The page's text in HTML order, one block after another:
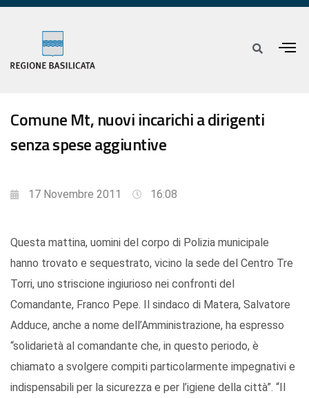
Comune Mt, nuovi incarichi a dirigenti
senza spese aggiuntive
17 Novembre 2011 16:08
Questa mattina, uomini del corpo di Polizia municipale
hanno trovato e sequestrato, vicino la sede del Centro Tre
Torri, uno striscione ingiurioso nei confronti del
Comandante, Franco Pepe. Il sindaco di Matera, Salvatore
Adduce, anche a nome dell’Amministrazione, ha espresso
“solidarietà al comandante che, in questo periodo, è
chiamato a svolgere compiti particolarmente impegnativi e
indispensabili per la sicurezza e per l’igiene della città”. “Il